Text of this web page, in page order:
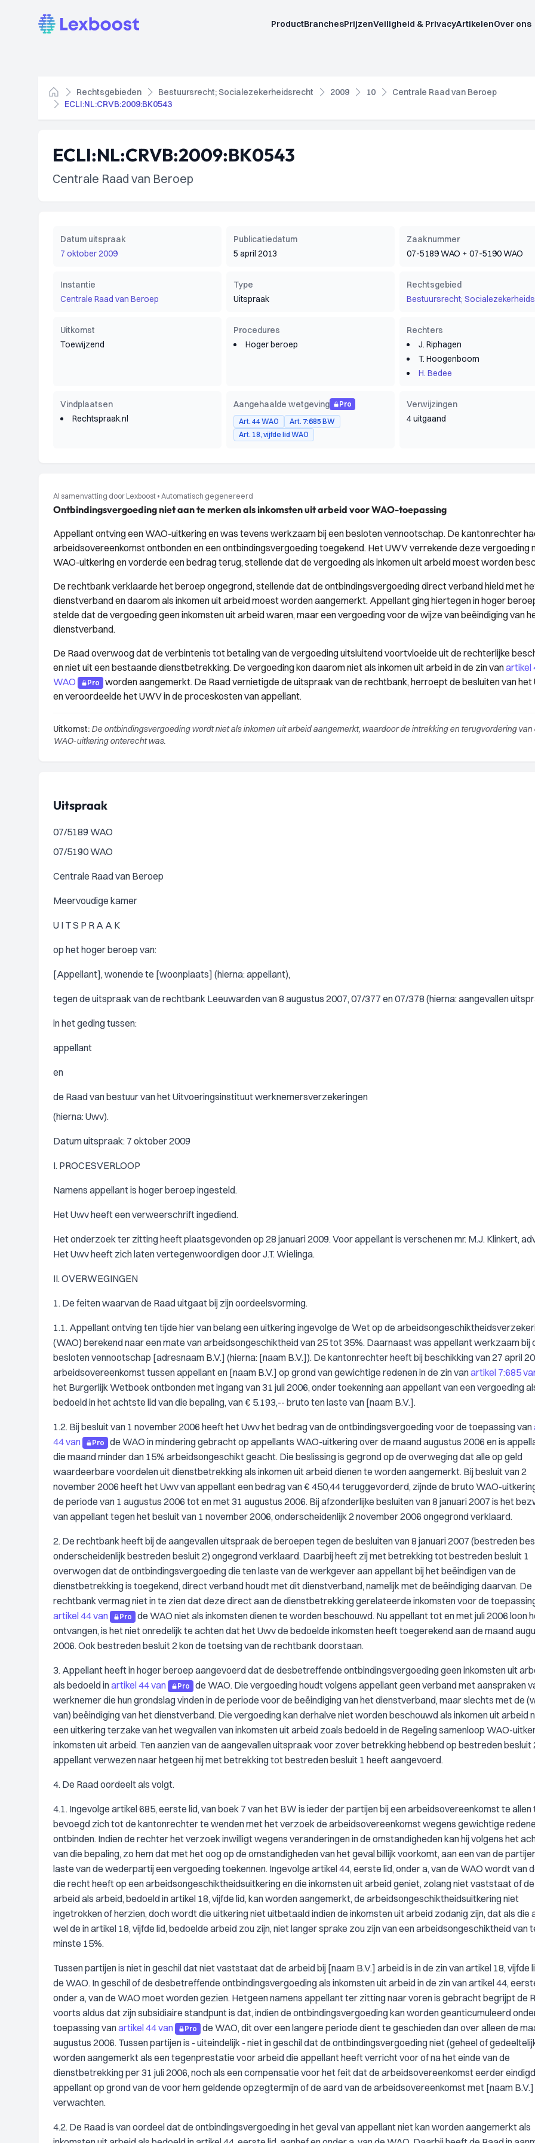
Lexboost ProductBranchesPrijzenVeiligheid & PrivacyArtikelenOver ons
Home
Rechtsgebieden Bestuursrecht; Socialezekerheidsrecht 2009 10
Centrale Raad van Beroep
ECLI:NL:CRVB:2009:BK0543
ECLI:NL:CRVB:2009:BK0543
Centrale Raad van Beroep
Datum uitspraak
7 oktober 2009
Publicatiedatum
5 april 2013
Zaaknummer
07-5189 WAO + 07-5190 WAO
Instantie
Centrale Raad van Beroep
Type
Uitspraak
Rechtsgebied
Bestuursrecht;
Uitkomst
Toewijzend
Procedures
Hoger beroep
Rechters
J. Riphagen
T. Hoogenboom
H. Bedee
Vindplaatsen
Rechtspraak.nl
Aangehaalde wetgeving
Pro
Art. 44 WAO
Art. 7:685 BW
Art. 18, vijfde lid WAO
Verwijzingen
4 uitgaand
AI samenvatting door Lexboost • Automatisch gegenereerd
Ontbindingsvergoeding niet aan te merken als inkomsten uit arbeid voor WAO-toepassing
Appellant ontving een WAO-uitkering en was tevens werkzaam bij een besloten vennootschap. De kantonrechter
arbeidsovereenkomst ontbonden en een ontbindingsvergoeding toegekend. Het UWV verrekende deze vergoeding
WAO-uitkering en vorderde een bedrag terug, stellende dat de vergoeding als inkomen uit arbeid moest worden
De rechtbank verklaarde het beroep ongegrond, stellende dat de ontbindingsvergoeding direct verband hield met
dienstverband en daarom als inkomen uit arbeid moest worden aangemerkt. Appellant ging hiertegen in hoger
stelde dat de vergoeding geen inkomsten uit arbeid waren, maar een vergoeding voor de wijze van beëindiging van
dienstverband.
De Raad overwoog dat de verbintenis tot betaling van de vergoeding uitsluitend voortvloeide uit de rechterlijke
en niet uit een bestaande dienstbetrekking. De vergoeding kon daarom niet als inkomen uit arbeid in de zin vanartikel
WAO
Pro
worden aangemerkt. De Raad vernietigde de uitspraak van de rechtbank, herroept de besluiten van het
en veroordeelde het UWV in de proceskosten van appellant.
Uitkomst: De ontbindingsvergoeding wordt niet als inkomen uit arbeid aangemerkt, waardoor de intrekking en terugvordering van
WAO-uitkering onterecht was.
Uitspraak
07/5189 WAO
07/5190 WAO
Centrale Raad van Beroep
Meervoudige kamer
U I T S P R A A K
op het hoger beroep van:
[Appellant], wonende te [woonplaats] (hierna: appellant),
tegen de uitspraak van de rechtbank Leeuwarden van 8 augustus 2007, 07/377 en 07/378 (hierna: aangevallen
in het geding tussen:
appellant
en
de Raad van bestuur van het Uitvoeringsinstituut werknemersverzekeringen
(hierna: Uwv).
Datum uitspraak: 7 oktober 2009
I. PROCESVERLOOP
Namens appellant is hoger beroep ingesteld.
Het Uwv heeft een verweerschrift ingediend.
Het onderzoek ter zitting heeft plaatsgevonden op 28 januari 2009. Voor appellant is verschenen mr. M.J. Klinkert,
Het Uwv heeft zich laten vertegenwoordigen door J.T. Wielinga.
II. OVERWEGINGEN
1. De feiten waarvan de Raad uitgaat bij zijn oordeelsvorming.
1.1. Appellant ontving ten tijde hier van belang een uitkering ingevolge de Wet op de
(WAO) berekend naar een mate van arbeidsongeschiktheid van 25 tot 35%. Daarnaast was appellant werkzaam bij
besloten vennootschap [adresnaam B.V.] (hierna: [naam B.V.]). De kantonrechter heeft bij beschikking van 27 april
arbeidsovereenkomst tussen appellant en [naam B.V.] op grond van gewichtige redenen in de zin vanartikel 7:685
het Burgerlijk Wetboek ontbonden met ingang van 31 juli 2006, onder toekenning aan appellant van een vergoeding
bedoeld in het achtste lid van die bepaling, van € 5.193,-- bruto ten laste van [naam B.V.].
1.2. Bij besluit van 1 november 2006 heeft het Uwv het bedrag van de ontbindingsvergoeding voor de toepassing van
44 van
Pro
de WAO in mindering gebracht op appellants WAO-uitkering over de maand augustus 2006 en is
die maand minder dan 15% arbeidsongeschikt geacht. Die beslissing is gegrond op de overweging dat alle op geld
waardeerbare voordelen uit dienstbetrekking als inkomen uit arbeid dienen te worden aangemerkt. Bij besluit van 2
november 2006 heeft het Uwv van appellant een bedrag van € 450,44 teruggevorderd, zijnde de bruto WAO-
de periode van 1 augustus 2006 tot en met 31 augustus 2006. Bij afzonderlijke besluiten van 8 januari 2007 is het
van appellant tegen het besluit van 1 november 2006, onderscheidenlijk 2 november 2006 ongegrond verklaard.
2. De rechtbank heeft bij de aangevallen uitspraak de beroepen tegen de besluiten van 8 januari 2007 (bestreden
onderscheidenlijk bestreden besluit 2) ongegrond verklaard. Daarbij heeft zij met betrekking tot bestreden besluit 1
overwogen dat de ontbindingsvergoeding die ten laste van de werkgever aan appellant bij het beëindigen van de
dienstbetrekking is toegekend, direct verband houdt met dit dienstverband, namelijk met de beëindiging daarvan. De
rechtbank vermag niet in te zien dat deze direct aan de dienstbetrekking gerelateerde inkomsten voor de
artikel 44 van
Pro
de WAO niet als inkomsten dienen te worden beschouwd. Nu appellant tot en met juli 2006 loon
ontvangen, is het niet onredelijk te achten dat het Uwv de bedoelde inkomsten heeft toegerekend aan de maand
2006. Ook bestreden besluit 2 kon de toetsing van de rechtbank doorstaan.
3. Appellant heeft in hoger beroep aangevoerd dat de desbetreffende ontbindingsvergoeding geen inkomsten uit
als bedoeld inartikel 44 van Pro
de WAO. Die vergoeding houdt volgens appellant geen verband met aanspraken
werknemer die hun grondslag vinden in de periode voor de beëindiging van het dienstverband, maar slechts met de
van) beëindiging van het dienstverband. Die vergoeding kan derhalve niet worden beschouwd als inkomen uit arbeid
een uitkering terzake van het wegvallen van inkomsten uit arbeid zoals bedoeld in de Regeling samenloop WAO-
inkomsten uit arbeid. Ten aanzien van de aangevallen uitspraak voor zover betrekking hebbend op bestreden besluit
appellant verwezen naar hetgeen hij met betrekking tot bestreden besluit 1 heeft aangevoerd.
4. De Raad oordeelt als volgt.
4.1. Ingevolge artikel 685, eerste lid, van boek 7 van het BW is ieder der partijen bij een arbeidsovereenkomst te allen
bevoegd zich tot de kantonrechter te wenden met het verzoek de arbeidsovereenkomst wegens gewichtige
ontbinden. Indien de rechter het verzoek inwilligt wegens veranderingen in de omstandigheden kan hij volgens het
van die bepaling, zo hem dat met het oog op de omstandigheden van het geval billijk voorkomt, aan een van de
laste van de wederpartij een vergoeding toekennen. Ingevolge artikel 44, eerste lid, onder a, van de WAO wordt van
die recht heeft op een arbeidsongeschiktheidsuitkering en die inkomsten uit arbeid geniet, zolang niet vaststaat of
arbeid als arbeid, bedoeld in artikel 18, vijfde lid, kan worden aangemerkt, de arbeidsongeschiktheidsuitkering niet
ingetrokken of herzien, doch wordt die uitkering niet uitbetaald indien de inkomsten uit arbeid zodanig zijn, dat als die
wel de in artikel 18, vijfde lid, bedoelde arbeid zou zijn, niet langer sprake zou zijn van een arbeidsongeschiktheid van
minste 15%.
Tussen partijen is niet in geschil dat niet vaststaat dat de arbeid bij [naam B.V.] arbeid is in de zin van artikel 18, vijfde
de WAO. In geschil of de desbetreffende ontbindingsvergoeding als inkomsten uit arbeid in de zin van artikel 44,
onder a, van de WAO moet worden gezien. Hetgeen namens appellant ter zitting naar voren is gebracht begrijpt de
voorts aldus dat zijn subsidiaire standpunt is dat, indien de ontbindingsvergoeding kan worden geanticumuleerd
toepassing vanartikel 44 van Pro
de WAO, dit over een langere periode dient te geschieden dan over alleen de
augustus 2006. Tussen partijen is - uiteindelijk - niet in geschil dat de ontbindingsvergoeding niet (geheel of
worden aangemerkt als een tegenprestatie voor arbeid die appellant heeft verricht voor of na het einde van de
dienstbetrekking per 31 juli 2006, noch als een compensatie voor het feit dat de arbeidsovereenkomst eerder
appellant op grond van de voor hem geldende opzegtermijn of de aard van de arbeidsovereenkomst met [naam
verwachten.
4.2. De Raad is van oordeel dat de ontbindingsvergoeding in het geval van appellant niet kan worden aangemerkt als